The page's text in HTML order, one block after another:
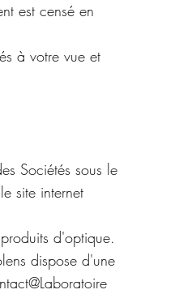
est censé en
à votre vue et
Sociétés sous le
site internet
d'optique.
dispose d'une